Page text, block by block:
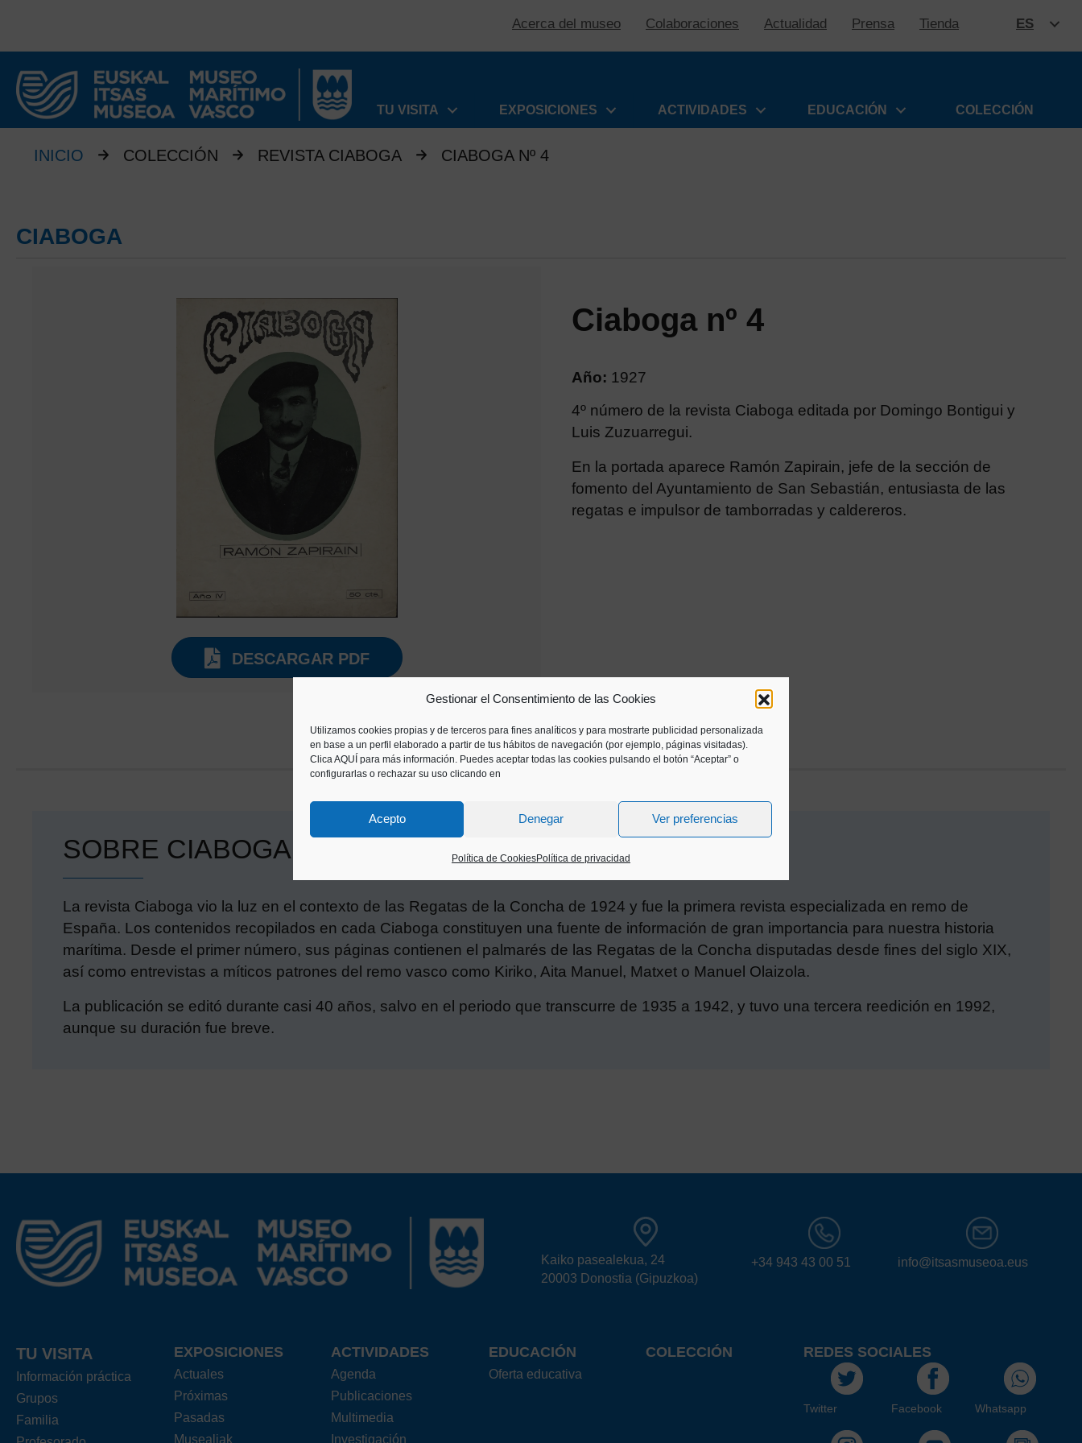
Gestionar el Consentimiento de las Cookies
Utilizamos cookies propias y de terceros para fines analíticos y para mostrarte publicidad personalizada
en base a un perfil elaborado a partir de tus hábitos de navegación (por ejemplo, páginas visitadas).
Clica AQUÍ para más información. Puedes aceptar todas las cookies pulsando el botón “Aceptar” o
configurarlas o rechazar su uso clicando en
Acepto Denegar Ver preferencias
Política de CookiesPolítica de privacidad
Acerca del museo Colaboraciones Actualidad Prensa Tienda ES
TU VISITA
EXPOSICIONES ACTIVIDADES EDUCACIÓN COLECCIÓN
INICIO COLECCIÓN REVISTA CIABOGA CIABOGA Nº 4
CIABOGA
DESCARGAR PDF
Ciaboga nº 4
Año: 1927
4º número de la revista Ciaboga editada por Domingo Bontigui y
Luis Zuzuarregui.
En la portada aparece Ramón Zapirain, jefe de la sección de
fomento del Ayuntamiento de San Sebastián, entusiasta de las
regatas e impulsor de tamborradas y caldereros.
SOBRE CIABOGA
La revista Ciaboga vio la luz en el contexto de las Regatas de la Concha de 1924 y fue la primera revista especializada en remo de
España. Los contenidos recopilados en cada Ciaboga constituyen una fuente de información de gran importancia para nuestra historia
marítima. Desde el primer número, sus páginas contienen el palmarés de las Regatas de la Concha disputadas desde fines del siglo XIX,
así como entrevistas a míticos patrones del remo vasco como Kiriko, Aita Manuel, Matxet o Manuel Olaizola.
La publicación se editó durante casi 40 años, salvo en el periodo que transcurre de 1935 a 1942, y tuvo una tercera reedición en 1992,
aunque su duración fue breve.
Kaiko pasealekua, 24
20003 Donostia (Gipuzkoa)
+34 943 43 00 51 info@itsasmuseoa.eus
TU VISITA
Información práctica
Grupos
Familia
EXPOSICIONES
Actuales
Próximas
Pasadas
Musealiak
ACTIVIDADES
Agenda
Publicaciones
Multimedia
Investigación
EDUCACIÓN
Oferta educativa
COLECCIÓN REDES SOCIALES
Twitter Facebook Whatsapp